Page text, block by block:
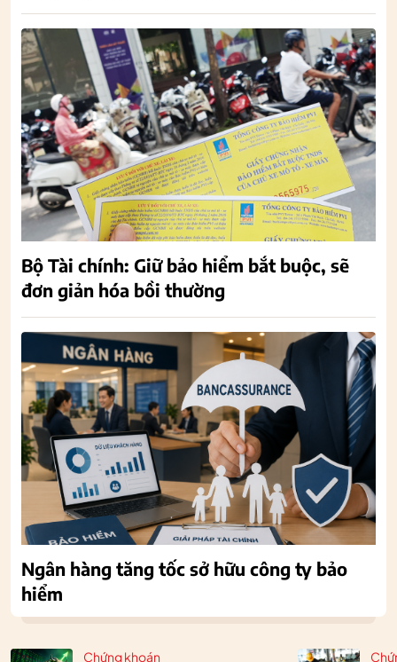
Chứng khoán
Bộ Tài chính: Giữ bảo hiểm bắt buộc, sẽ
đơn giản hóa bồi thường
Ngân hàng tăng tốc sở hữu công ty bảo
hiểm